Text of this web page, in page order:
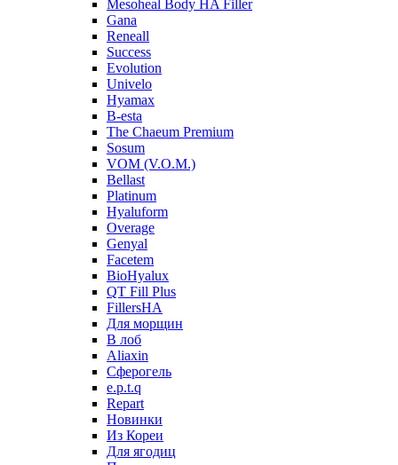
Mesoheal Body HA Filler
Gana
Reneall
Success
Evolution
Univelo
Hyamax
B-esta
The Chaeum Premium
Sosum
VOM (V.O.M.)
Bellast
Platinum
Hyaluform
Overage
Genyal
Facetem
BioHyalux
QT Fill Plus
FillersHA
Для морщин
В лоб
Aliaxin
Сферогель
e.p.t.q
Repart
Новинки
Из Кореи
Для ягодиц